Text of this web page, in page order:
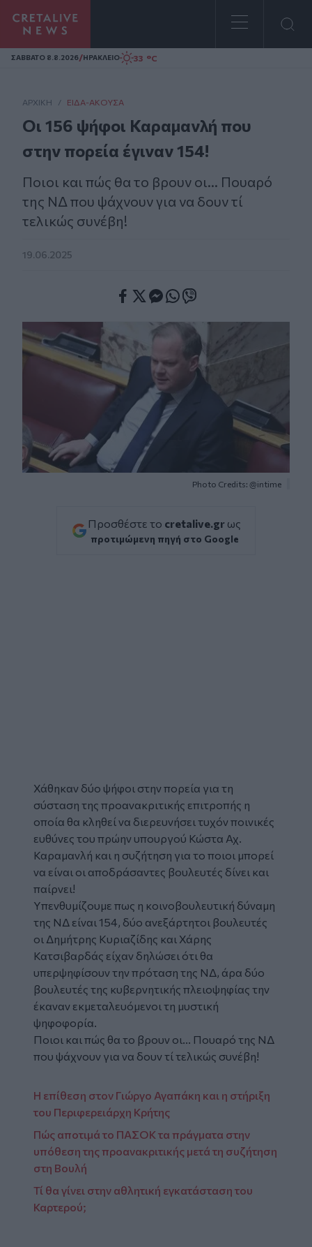
Homepage
ΣAΒΒΑΤΟ 8.8.2026/ΗΡΑΚΛΕΙΟ 33 °C
ΑΡΧΙΚΗ / ΕΊΔΑ-ΆΚΟΥΣΑ
Οι 156 ψήφοι Καραμανλή που
στην πορεία έγιναν 154!
Ποιοι και πώς θα το βρουν οι... Πουαρό
της ΝΔ που ψάχνουν για να δουν τί
τελικώς συνέβη!
19.06.2025
Photo Credits: @intime
Προσθέστε το cretalive.gr ως
προτιμώμενη πηγή στο Google
Χάθηκαν δύο ψήφοι στην πορεία για τη
σύσταση της προανακριτικής επιτροπής η
οποία θα κληθεί να διερευνήσει τυχόν ποινικές
ευθύνες του πρώην υπουργού Κώστα Αχ.
Καραμανλή και η συζήτηση για το ποιοι μπορεί
να είναι οι αποδράσαντες βουλευτές δίνει και
παίρνει!
Υπενθυμίζουμε πως η κοινοβουλευτική δύναμη
της ΝΔ είναι 154, δύο ανεξάρτητοι βουλευτές
οι Δημήτρης Κυριαζίδης και Χάρης
Κατσιβαρδάς είχαν δηλώσει ότι θα
υπερψηφίσουν την πρόταση της ΝΔ, άρα δύο
βουλευτές της κυβερνητικής πλειοψηφίας την
έκαναν εκμεταλευόμενοι τη μυστική
ψηφοφορία.
Ποιοι και πώς θα το βρουν οι... Πουαρό της ΝΔ
που ψάχνουν για να δουν τί τελικώς συνέβη!
Η επίθεση στον Γιώργο Αγαπάκη και η στήριξη
του Περιφερειάρχη Κρήτης
Πώς αποτιμά το ΠΑΣΟΚ τα πράγματα στην
υπόθεση της προανακριτικής μετά τη συζήτηση
στη Βουλή
Τί θα γίνει στην αθλητική εγκατάσταση του
Καρτερού;